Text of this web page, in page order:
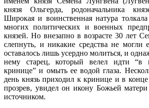
князя Ольгерда, родоначальника
Широкая и воинственная натура
многих политических и военных
князей. Но внезапно в возрасте 30 лет
слепнуть, и никакие средства не
оставалось лишь усердно молиться, и
нему старец, который велел идти “в
кринице” и омыть ее водой глаза.
день князь приходил к кринице и в
прозрев, увидел он икону Божьей
источником.